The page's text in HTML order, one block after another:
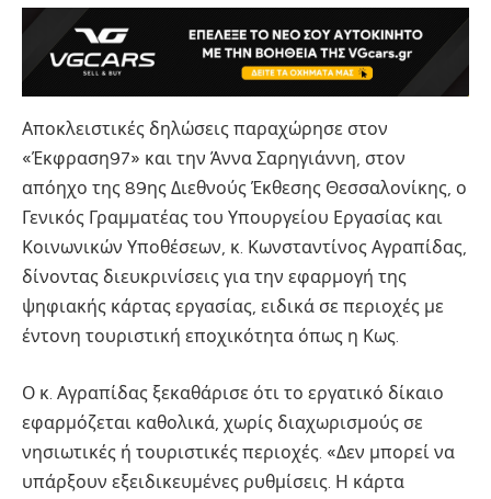
Αποκλειστικές δηλώσεις παραχώρησε στον
«Έκφραση97» και την Άννα Σαρηγιάννη, στον
απόηχο της 89ης Διεθνούς Έκθεσης Θεσσαλονίκης, ο
Γενικός Γραμματέας του Υπουργείου Εργασίας και
Κοινωνικών Υποθέσεων, κ. Κωνσταντίνος Αγραπίδας,
δίνοντας διευκρινίσεις για την εφαρμογή της
ψηφιακής κάρτας εργασίας, ειδικά σε περιοχές με
έντονη τουριστική εποχικότητα όπως η Κως.
Ο κ. Αγραπίδας ξεκαθάρισε ότι το εργατικό δίκαιο
εφαρμόζεται καθολικά, χωρίς διαχωρισμούς σε
νησιωτικές ή τουριστικές περιοχές. «Δεν μπορεί να
υπάρξουν εξειδικευμένες ρυθμίσεις. Η κάρτα